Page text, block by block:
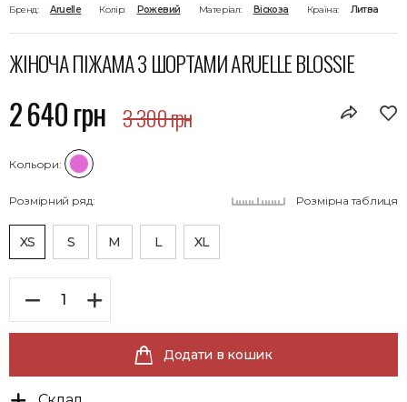
Бренд: Aruelle Колір: Рожевий Матеріал: Віскоза Країна: Литва
ЖІНОЧА ПІЖАМА З ШОРТАМИ ARUELLE BLOSSIE
2 640 грн 3 300 грн
Кольори:
Розмірний ряд: Розмірна таблиця
XS S M L XL
Додати в кошик